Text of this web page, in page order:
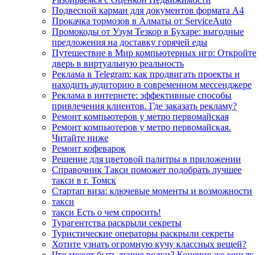
Подвесной карман для документов формата А4
Прокачка тормозов в Алматы от ServiceAuto
Промокоды от Узум Тезкор в Бухаре: выгодные
предложения на доставку горячей еды
Путешествие в Мир компьютерных игр: Откройте
дверь в виртуальную реальность
Реклама в Telegram: как продвигать проекты и
находить аудиторию в современном мессенджере
Реклама в интернете: эффективные способы
привлечения клиентов. Где заказать рекламу?
Ремонт компьютеров у метро первомайская
Ремонт компьютеров у метро первомайская.
Читайте ниже
Ремонт кофеварок
Решение для цветовой палитры в приложении
Справочник Такси поможет подобрать лучшее
такси в г. Томск
Стартап виза: ключевые моменты и возможности
такси
такси Есть о чем спросить!
Турагентства раскрыли секреты
Туристические операторы раскрыли секреты
Хотите узнать огромную кучу классных вещей?